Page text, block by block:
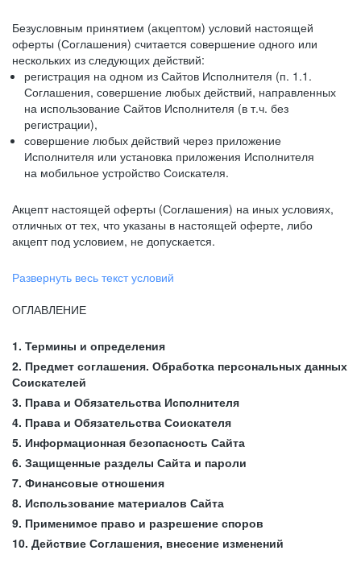
Безусловным принятием (акцептом) условий настоящей
оферты (Соглашения) считается совершение одного или
нескольких из следующих действий:
регистрация на одном из Сайтов Исполнителя (п. 1.1.
Соглашения, совершение любых действий, направленных
на использование Сайтов Исполнителя (в т.ч. без
регистрации),
совершение любых действий через приложение
Исполнителя или установка приложения Исполнителя
на мобильное устройство Соискателя.
Акцепт настоящей оферты (Соглашения) на иных условиях,
отличных от тех, что указаны в настоящей оферте, либо
акцепт под условием, не допускается.
Развернуть весь текст условий
ОГЛАВЛЕНИЕ
1. Термины и определения
2. Предмет соглашения. Обработка персональных данных
Соискателей
3. Права и Обязательства Исполнителя
4. Права и Обязательства Соискателя
5. Информационная безопасность Сайта
6. Защищенные разделы Сайта и пароли
7. Финансовые отношения
8. Использование материалов Сайта
9. Применимое право и разрешение споров
10. Действие Соглашения, внесение изменений